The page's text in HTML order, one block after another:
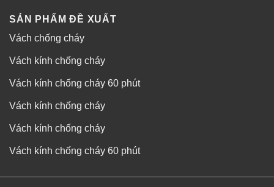
SẢN PHẨM ĐỀ XUẤT
Vách chống cháy
Vách kính chống cháy
Vách kính chống cháy 60 phút
Vách kính chống cháy
Vách kính chống cháy
Vách kính chống cháy 60 phút